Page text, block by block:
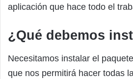
aplicación que hace todo el
¿Qué debemos
Necesitamos instalar el paquete
que nos permitirá hacer todas